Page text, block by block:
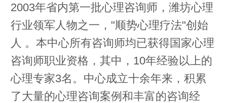
2003年省内第一批心理咨询师，潍坊心理
行业领军人物之一，"顺势心理疗法"创始
人 。本中心所有咨询师均已获得国家心理
咨询师职业资格，其中，10年经验以上的
心理专家3名。中心成立十余年来，积累
了大量的心理咨询案例和丰富的咨询经